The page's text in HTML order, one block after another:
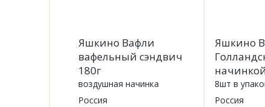
Яшкино Вафли
вафельный сэндвич
180г
воздушная начинка
Россия
Яшкино
8шт в
Россия